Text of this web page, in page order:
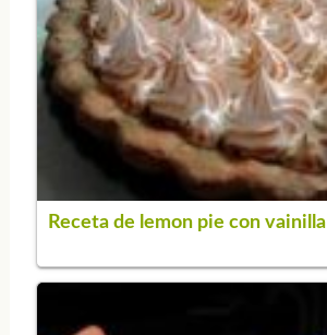
Receta de lemon pie con vainilla